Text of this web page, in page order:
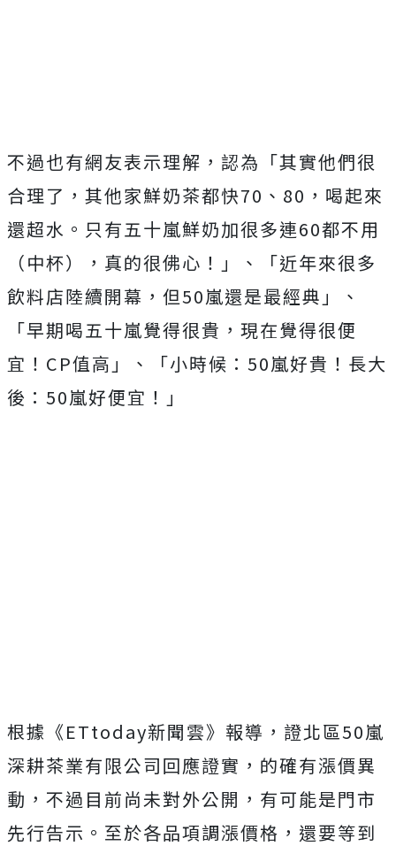
不過也有網友表示理解，認為 「其實他們很
合理了，其他家鮮奶茶都快70、80，喝起來
還超水。只有五十嵐鮮奶加很多連60都不用
（中杯），真的很佛心！」、「近年來很多
飲料店陸續開幕，但50嵐還是最經典」、
「早期喝五十嵐覺得很貴，現在覺得很便
宜！CP值高」、
「小時候：50嵐好貴！ 長大
後：50嵐好便宜！」
根據《ETtoday新聞雲》報導，證北區50嵐
深耕茶業有限公司回應證實，的確有漲價異
動，不過目前尚未對外公開，有可能是門市
先行告示。至於各品項調漲價格，還要等到